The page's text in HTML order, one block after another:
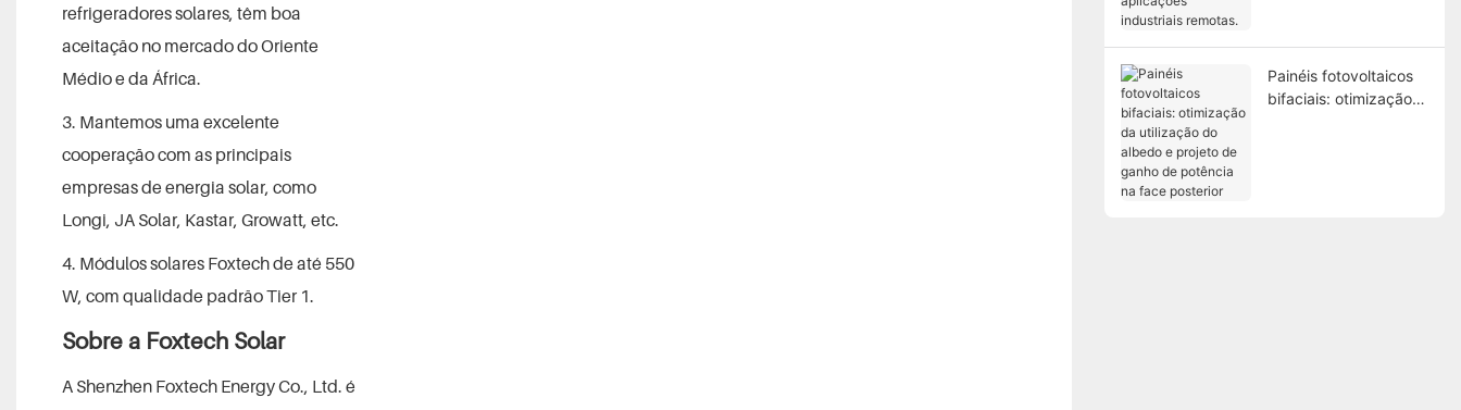
refrigeradores solares, têm boa
aceitação no mercado do Oriente
Médio e da África.
3. Mantemos uma excelente
cooperação com as principais
empresas de energia solar, como
Longi, JA Solar, Kastar, Growatt, etc.
4. Módulos solares Foxtech de até 550
W, com qualidade padrão Tier 1.
Sobre a Foxtech Solar
A Shenzhen Foxtech Energy Co., Ltd. é
remotas.
Painéis fotovoltaicos
bifaciais: otimização